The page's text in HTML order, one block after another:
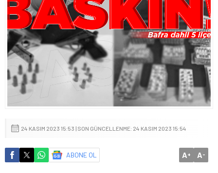
24 KASIM 2023 15:53 | SON GÜNCELLENME: 24 KASIM 2023 15:54
ABONE OL A+ A-